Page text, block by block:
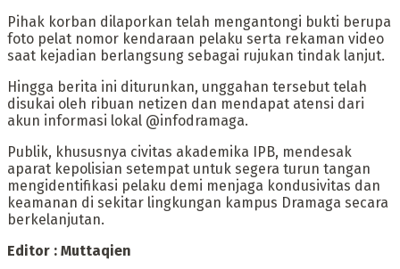
Pihak korban dilaporkan telah mengantongi bukti berupa
foto pelat nomor kendaraan pelaku serta rekaman video
saat kejadian berlangsung sebagai rujukan tindak lanjut.
Hingga berita ini diturunkan, unggahan tersebut telah
disukai oleh ribuan netizen dan mendapat atensi dari
akun informasi lokal @infodramaga.
Publik, khususnya civitas akademika IPB, mendesak
aparat kepolisian setempat untuk segera turun tangan
mengidentifikasi pelaku demi menjaga kondusivitas dan
keamanan di sekitar lingkungan kampus Dramaga secara
berkelanjutan.
Editor : Muttaqien